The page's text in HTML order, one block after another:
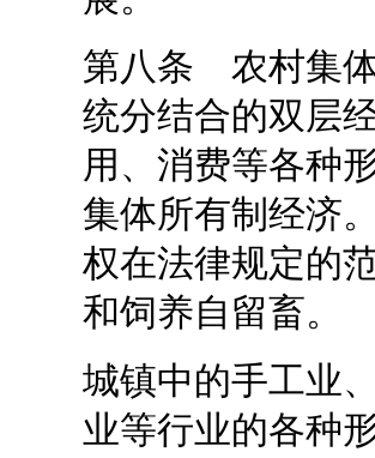
第八条 农村集
统分结合的双层
用、消费等各种
集体所有制经济
权在法律规定的
和饲养自留畜。
城镇中的手工业
业等行业的各种